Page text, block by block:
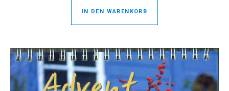
IN DEN WARENKORB